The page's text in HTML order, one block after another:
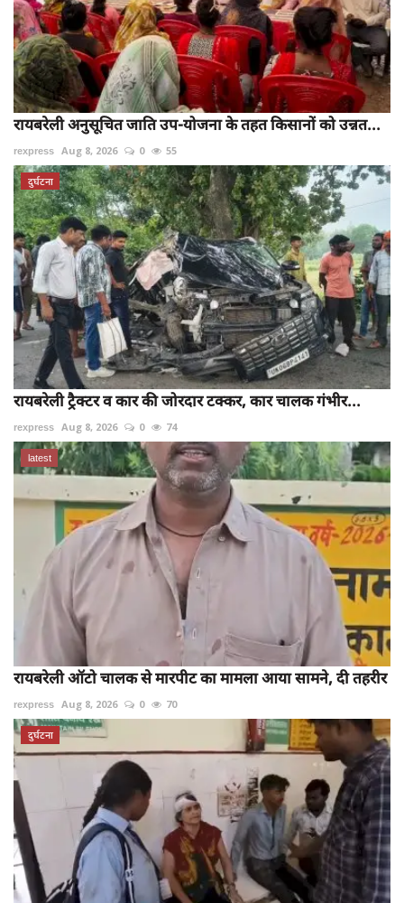
रायबरेली अनुसूचित जाति उप-योजना के तहत किसानों को उन्नत...
rexpress Aug 8, 2026 0 55
दुर्घटना
रायबरेली ट्रैक्टर व कार की जोरदार टक्कर, कार चालक गंभीर...
rexpress Aug 8, 2026 0 74
latest
रायबरेली ऑटो चालक से मारपीट का मामला आया सामने, दी तहरीर
rexpress Aug 8, 2026 0 70
दुर्घटना